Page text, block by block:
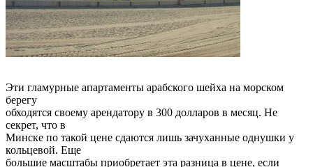
Эти гламурные апартаменты арабского шейха на морском
берегу
обходятся своему арендатору в 300 долларов в месяц. Не
секрет, что в
Минске по такой цене сдаются лишь зачуханные однушки у
кольцевой. Еще
большие масштабы приобретает эта разница в цене, если